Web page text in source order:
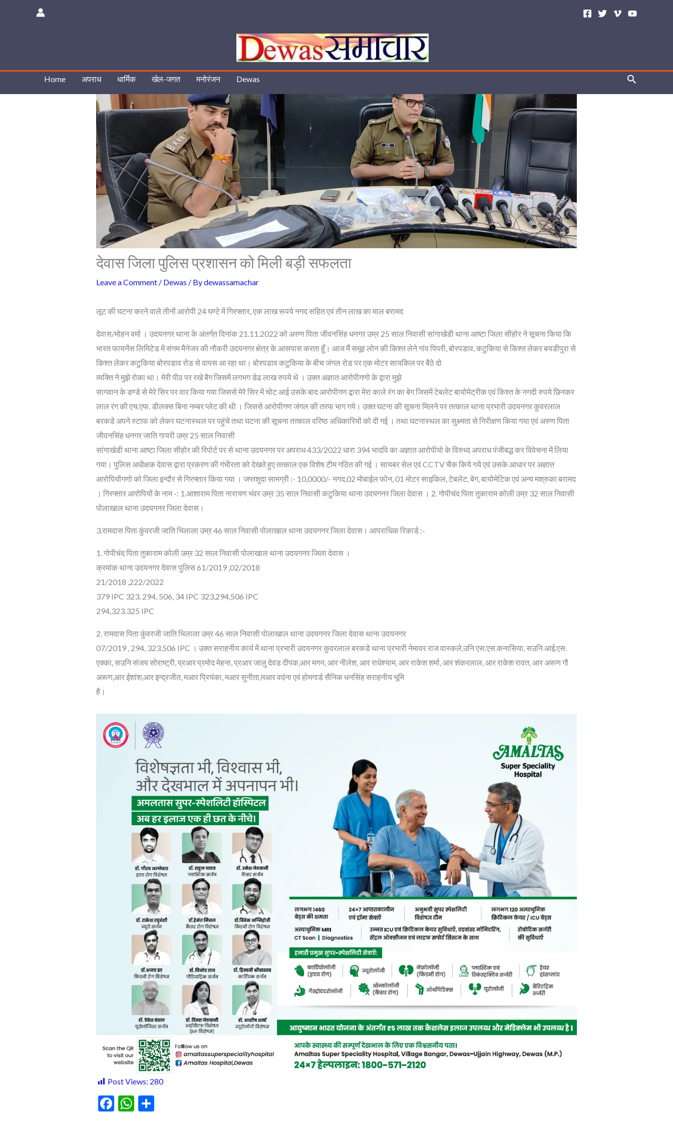
Home अपराध धार्मिक खेल-जगत मनोरंजन Dewas Search
देवास जिला पुलिस प्रशासन को मिली बड़ी सफलता
Leave a Comment / Dewas / Bydewassamachar
लूट की घटना करने वाले तीनों आरोपी 24 घण्टे में गिरफ्तार, एक लाख रूपये नगद सहित एवं तीन लाख का माल बरामद
देवास/मोहन वर्मा । उदयनगर थाना के अंतर्गत दिनांक 21.11.2022 को अरुण पिता जीवनसिंह धनगर उम्र 25 साल निवासी सांगाखेडी थाना आष्टा जिला सीहोर ने सूचना किया कि
भारत फायनेंस लिमिटेड में संगम मैनेजर की नौकरी उदयनगर क्षेत्र के आसपास करता हूँ। आज मैं समूह लोन की किश्त लेने गांव पिपरी, बोरपडाव, कटुकिया से किश्त लेकर बयडीपुरा से
किश्त लेकर कटुकिया बोरपडाव रोड से वापस आ रहा था। बोरपडाव कटुकिया के बीच जंगल रोड पर एक मोटर सायकिल पर बैठे दो
व्यक्ति ने मुझे रोका था। मेरी पीठ पर रखे बैग जिसमें लगभग डेढ लाख रुपये थे । उक्त अज्ञात आरोपीगणो के द्वारा मुझे
सागवान के डण्डे से मेरे सिर पर वार किया गया जिससे मेरे सिर में चोट आई उसके बाद आरोपीगण द्वारा मेरा काले रंग का बेग जिसमें टेबलेट बायोमेट्रीक एवं किश्त के नगदी रुपये छिनकर
लाल रंग की एच.एफ. डीलक्स बिना नम्बर प्लेट की थी । जिससे आरोपीगण जंगल की तरफ भाग गये। उक्त घटना की सूचना मिलने पर तत्काल थाना प्रभारी उदयनगर कुवरलाल
बरकडे अपने स्टाफ को लेकर घटनास्थल पर पहुंचे तथा घटना की सूचना तत्काल वरिष्ठ अधिकारियों को दी गई । तथा घटनास्थल का सुक्ष्मता से निरीक्षण किया गया एवं अरुण पिता
जीवनसिंह धनगर जाति गायरी उम्र 25 साल निवासी
सांगाखेडी थाना आष्टा जिला सीहोर की रिपोर्ट पर से थाना उदयनगर पर अपराध 433/2022 धारा 394 भादवि का अज्ञात आरोपीयो के विरुध्द अपराध पंजीबद्ध कर विवेचना में लिया
गया। पुलिस अधीक्षक देवास द्वारा प्रकरण की गंभीरता को देखते हुए तत्काल एक विशेष टीम गठित की गई । सायबर सेल एवं CCTV चैक किये गये एवं उसके आधार पर अज्ञात
आरोपियोंगणो को जिला इन्दौर से गिरफ्तार किया गया । जप्तशुदा सामग्री :- 10,0000/- नगद,02 मोबाईल फोन, 01 मोटर साइकिल, टेबलेट, बेग, बायोमेटिक एवं अन्य मश्रुका बरामद
। गिरफ्तार आरोपियों के नाम -: 1.आशाराम पिता नारायण भंवर उम्र 35 साल निवासी कटुकिया थाना उदयगनर जिला देवास । 2. गोपीचंद पिता तुकाराम कोली उम्र 32 साल निवासी
पोलाखाल थाना उदयगनर जिला देवास।
3.रामदास पिता कुंवरजी जाति भिलाला उम्र 46 साल निवासी पोलाखाल थाना उदयगनर जिला देवास। आपराधिक रिकार्ड :-
1. गोपीचंद पिता तुकाराम कोली उम्र 32 साल निवासी पोलाखाल थाना उदयगनर जिला देवास ।
क्रमांक थाना उदयनगर देवास पुलिस 61/2019 ,02/2018
21/2018 ,222/2022
379 IPC 323, 294, 506, 34 IPC 323,294,506 IPC
294,323.325 IPC
2. रामदास पिता कुंवरजी जाति भिलाला उम्र 46 साल निवासी पोलाखाल थाना उदयगनर जिला देवास थाना उदयनगर
07/2019 , 294, 323,506 IPC । उक्त सराहनीय कार्य में थाना प्रभारी उदयनगर कुवरलाल बरकडे थाना प्रभारी नेमावर राज वास्कले,उनि एस.एस.कनासिया, सउनि आई.एस.
एक्का, सउनि संजय सोराष्ट्री, प्रआर प्रमोद मेहना, प्रआर जालु देवड दीपक,आर मगन, आर नीलेश, आर राधेश्याम, आर राकेश शर्मा, आर शंकरलाल, आर राकेश रावत, आर अरूण गौ
अरूण,आर ईशांश,आर इन्द्रजीत, मआर प्रियंका, मआर सुनीता,मआर वदंना एवं होमगार्ड सैनिक धनसिंह सराहनीय भूमि
है।
Post Views: 280
F
W